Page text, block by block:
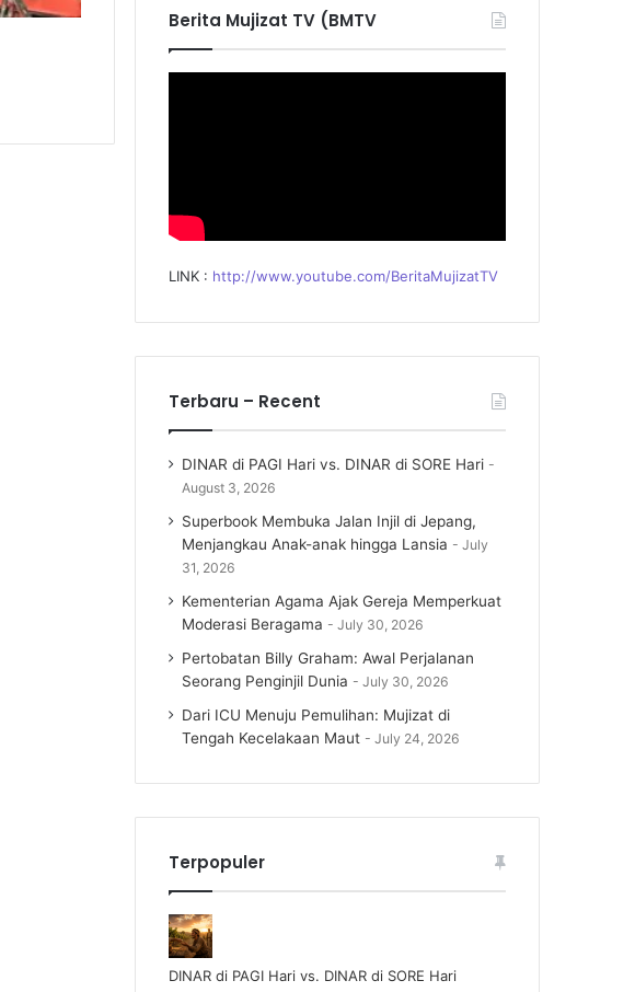
Berita Mujizat TV (BMTV
LINK : http://www.youtube.com/BeritaMujizatTV
Terbaru – Recent
DINAR di PAGI Hari vs. DINAR di SORE Hari
August 3, 2026
Superbook Membuka Jalan Injil di Jepang,
Menjangkau Anak-anak hingga Lansia
July
31, 2026
Kementerian Agama Ajak Gereja Memperkuat
Moderasi Beragama
July 30, 2026
Pertobatan Billy Graham: Awal Perjalanan
Seorang Penginjil Dunia
July 30, 2026
Dari ICU Menuju Pemulihan: Mujizat di
Tengah Kecelakaan Maut
July 24, 2026
Terpopuler
DINAR di PAGI Hari vs. DINAR di SORE Hari